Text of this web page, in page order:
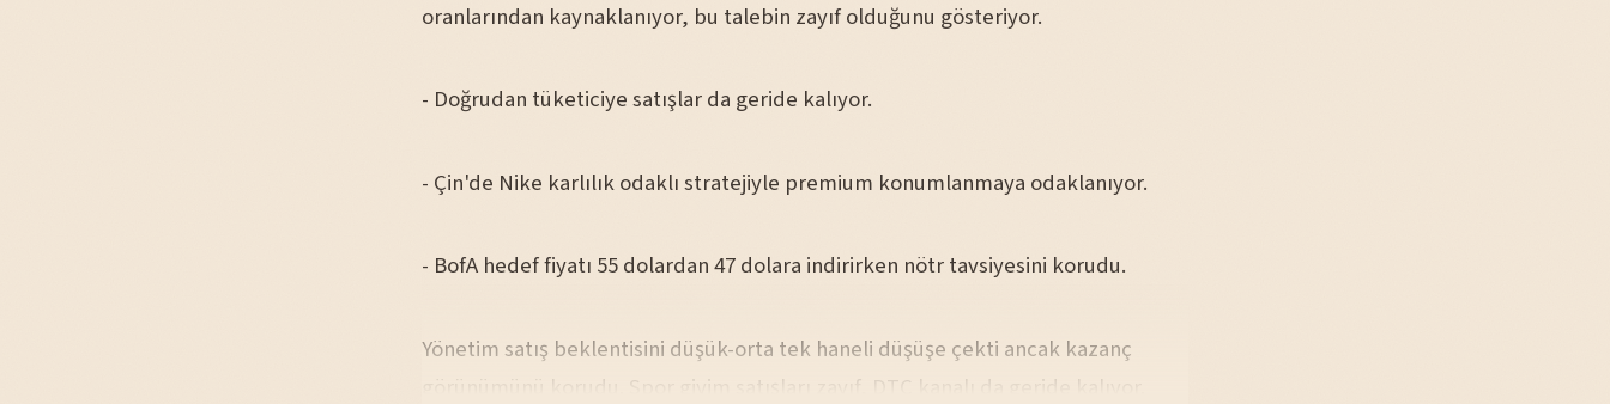
oranlarından kaynaklanıyor, bu talebin zayıf olduğunu gösteriyor.
- Doğrudan tüketiciye satışlar da geride kalıyor.
- Çin'de Nike karlılık odaklı stratejiyle premium konumlanmaya odaklanıyor.
- BofA hedef fiyatı 55 dolardan 47 dolara indirirken nötr tavsiyesini korudu.
Yönetim satış beklentisini düşük-orta tek haneli düşüşe çekti ancak kazanç
görünümünü korudu. Spor giyim satışları zayıf, DTC kanalı da geride kalıyor.